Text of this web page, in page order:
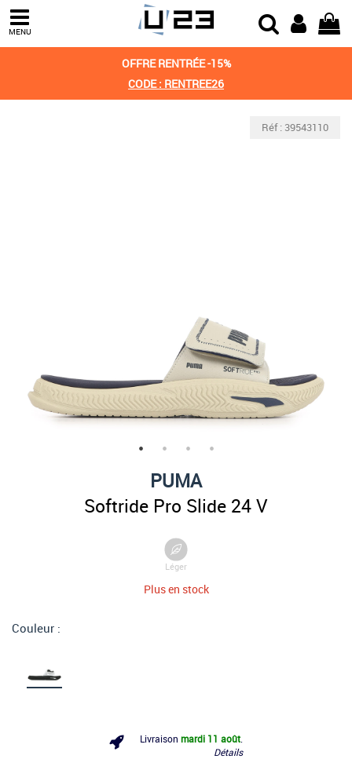
MENU
OFFRE RENTRÉE -15%
CODE : RENTREE26
Réf : 39543110
PUMA
Softride Pro Slide 24 V
Léger
Plus en stock
Couleur :
Livraison mardi 11 août
Détails